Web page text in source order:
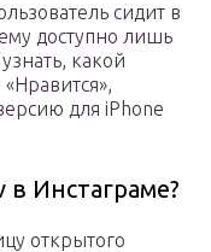
сидит в
доступно лишь
какой
для iPhone
Инстаграме?
открытого